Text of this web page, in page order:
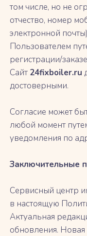
том числе, но не
отчество, номер
электронной
Пользователем
регистрации/
Сайт 24fixboiler.ru
достоверными.
Согласие может
любой момент
уведомления по
Заключительные
Сервисный центр
в настоящую
Актуальная
обновления.